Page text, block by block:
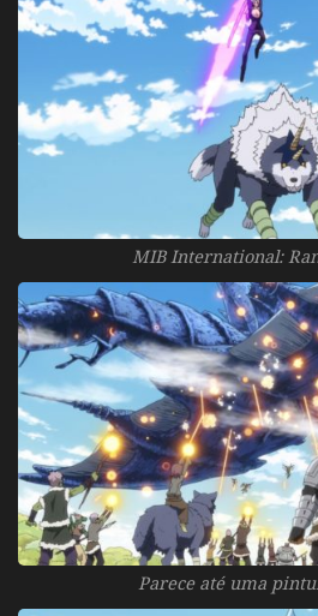
MIB International:
Parece até uma